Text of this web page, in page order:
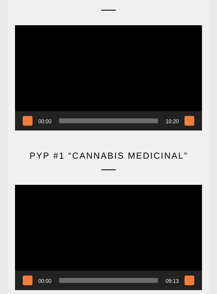
00:00 10:20
PYP #1 “CANNABIS MEDICINAL”
00:00 09:13